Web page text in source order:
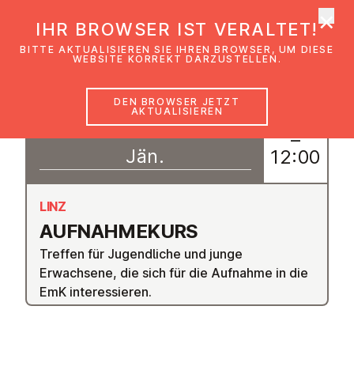
AUF­NAH­ME­KURS
LINZ
Treffen für Jugendliche und junge
Erwachsene, die sich für die Aufnahme in die
EmK interessieren.
11
Jän.
–
12:00
IHR BROWSER IST VERALTET!
BITTE AKTUALISIEREN SIE IHREN BROWSER, UM DIESE
WEBSITE KORREKT DARZUSTELLEN.
DEN BROWSER JETZT
AKTUALISIEREN
×